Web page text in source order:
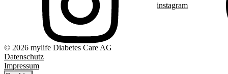
instagram
© 2026 mylife Diabetes Care AG
Datenschutz
Impressum